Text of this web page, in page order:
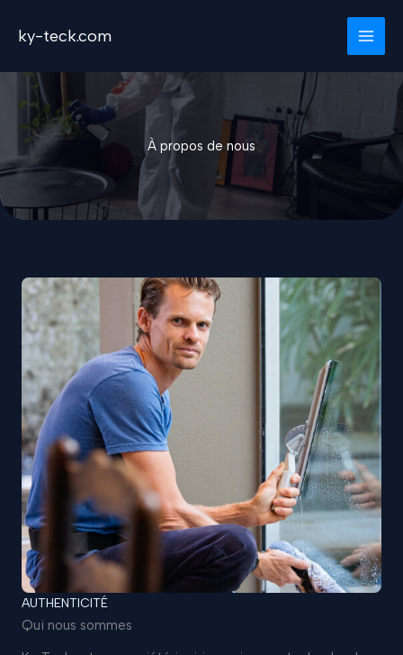
ky-teck.com
À propos de nous
AUTHENTICITÉ
Qui nous sommes